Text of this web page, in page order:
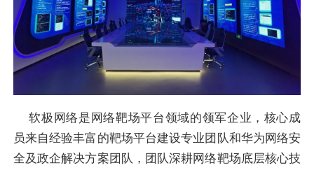
软极网络是网络靶场平台领域的领军企业，核心成
员来自经验丰富的靶场平台建设专业团队和华为网络安
全及政企解决方案团队，团队深耕网络靶场底层核心技